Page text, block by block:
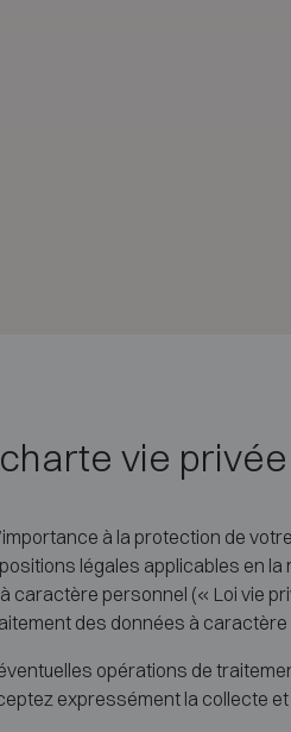
vie privée
à la protection de
légales applicables en la
caractère personnel (« Loi vie
des données à
opérations de
expressément la collecte